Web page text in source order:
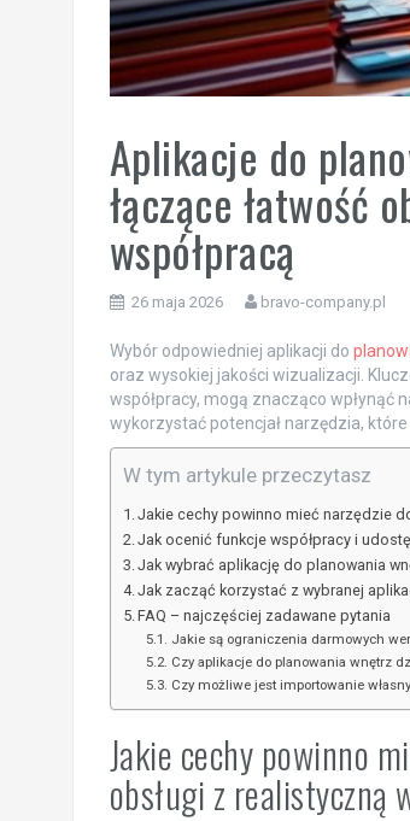
Aplikacje do
łączące łatwość
współpracą
26 maja 2026 bravo-company.pl
Wybór odpowiedniej aplikacji do
oraz wysokiej jakości wizualizacji.
współpracy, mogą znacząco
wykorzystać potencjał narzędzia,
W tym artykule przeczytasz
Jakie cechy powinno mieć narzędzie
Jak ocenić funkcje współpracy i
Jak wybrać aplikację do planowania
Jak zacząć korzystać z wybranej
FAQ – najczęściej zadawane pytania
Jakie są ograniczenia darmowych
Czy aplikacje do planowania wnętrz
Czy możliwe jest importowanie
Jakie cechy powinno
obsługi z realistyczną